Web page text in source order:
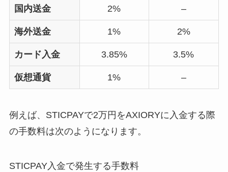
国内送金 2% –
海外送金 1% 2%
カード入金 3.85% 3.5%
仮想通貨 1% –
例えば、STICPAYで2万円をAXIORYに入金する際
の手数料は次のようになります。
STICPAY入金で発生する手数料